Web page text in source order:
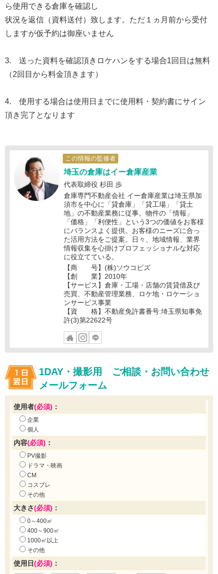
ら使用できる倉庫を確認し
状況を返信（資料送付）致します。ただ１ヵ月前から受付
しますが仮予約は御座いません
3. 送った資料を確認頂きロケハンをする場合1回目は無料
（2回目から料金頂きます）
4. 使用する場合は使用日までに使用料・契約書にサイン
頂き完了となります
この情報の監修者
埼玉の倉庫はイー倉庫産業
代表取締役 杉田 歩
倉庫専門不動産会社 イー倉庫産業は埼玉県加
須市を中心に「貸倉庫」「貸工場」「貸土
地」の不動産業務に従事。物件の「情報」
「価格」「利便性」という3つの価値をお客様
にバランスよく提供。お客様のニーズに合っ
た活用方法をご提案。日々、地域情報、業界
情報収集を心掛けプロフェッショナルな対応
に役立てている。
【商 号】(株)ソウコビズ
【創 業】2010年
【サービス】倉庫・工場・店舗の賃貸借及び
売買、不動産管理業務、ロケ地・ロケーショ
ンサービス事業
【資 格】不動産免許書番号:埼玉県知事免
許(3)第22622号
1DAY・撮影用 ご相談・お問い合わせ
メールフォーム
使用者(必須) ：
企業
個人
内容(必須) ：
PV撮影
ドラマ・映画
CM
コスプレ
その他
大きさ(必須) ：
0～400㎡
400～900㎡
1000㎡以上
その他
使用日(必須) ：